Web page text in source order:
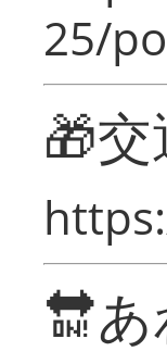
25/
🎁
🔛